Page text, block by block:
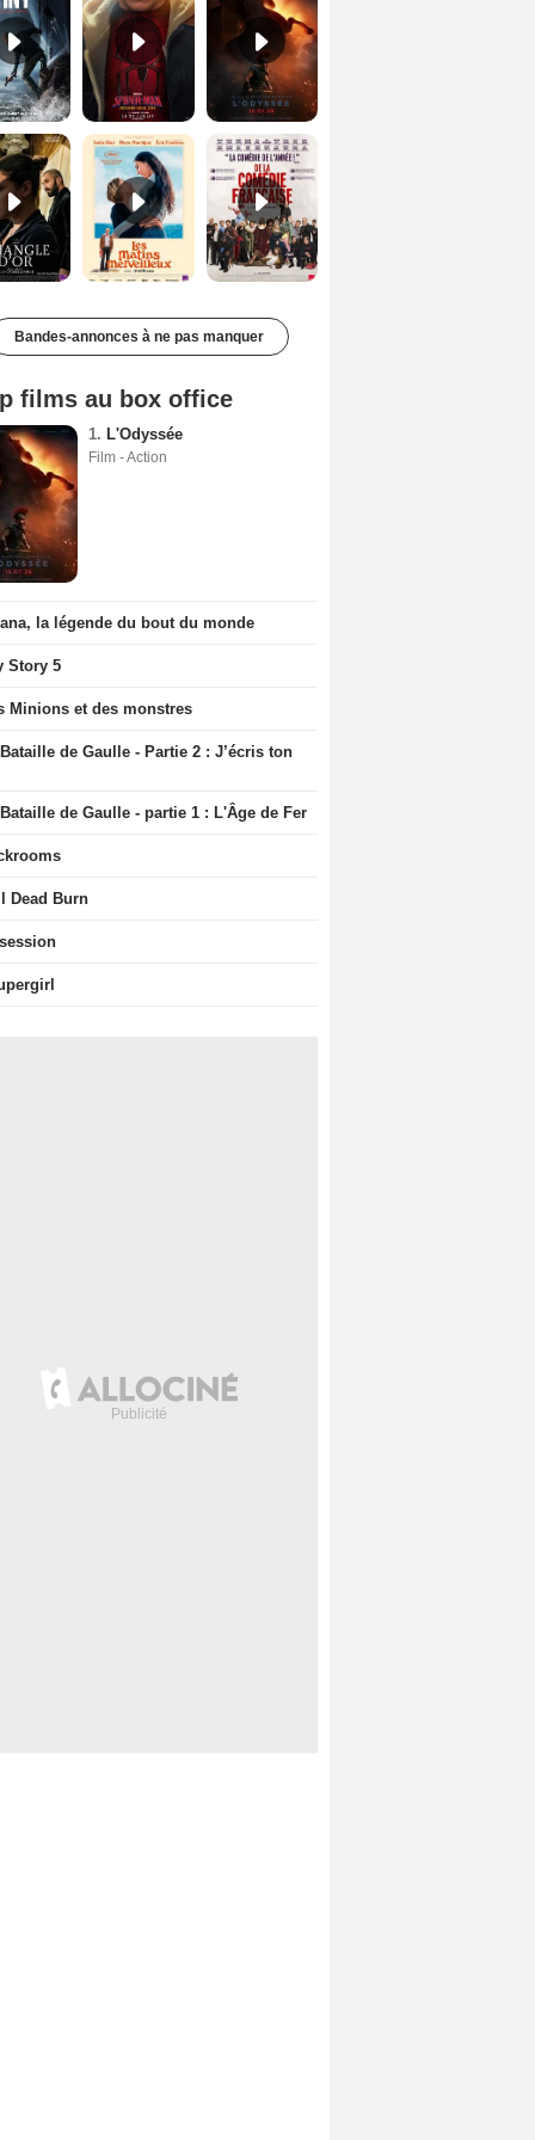
Le Triangle d'or Bande-annonce VF De la Comédie-Française Teaser VF
Bandes-annonces à ne pas manquer
films au box office
1. L'Odyssée
Film - Action
la légende du bout du monde
Story 5
Minions et des monstres
de Gaulle - Partie 2 : J’écris ton
de Gaulle - partie 1 : L'Âge de Fer
Dead Burn